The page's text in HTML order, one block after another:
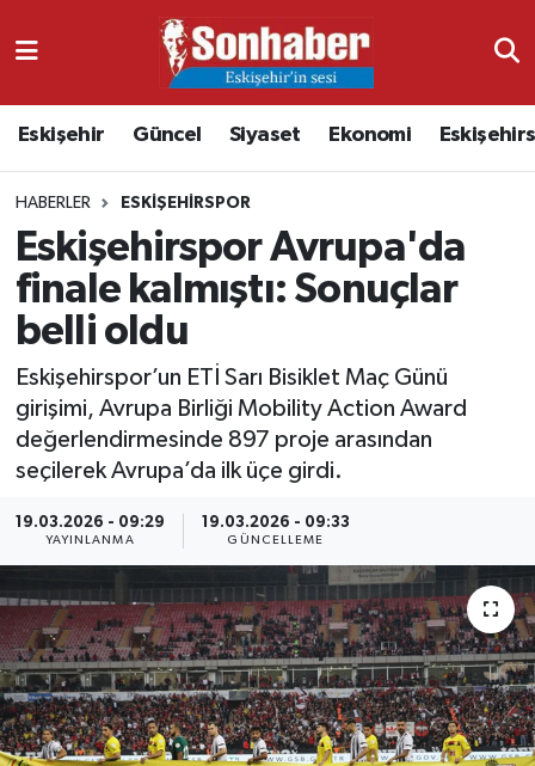
Eskişehir Güncel Siyaset Ekonomi
HABERLER ESKIŞEHIRSPOR
Eskişehirspor Avrupa'da
finale kalmıştı: Sonuçlar
belli oldu
Eskişehirspor’un ETİ Sarı Bisiklet Maç Günü
girişimi, Avrupa Birliği Mobility Action Award
değerlendirmesinde 897 proje arasından
seçilerek Avrupa’da ilk üçe girdi.
19.03.2026 - 09:29
YAYINLANMA
19.03.2026 - 09:33
GÜNCELLEME
Ekonomi
Güncel
Kültür & Sanat
Magazin
Sağlık
Spor
Nöbetçi Eczaneler
Namaz Vakitleri
Trafik Durumu
Süper Lig Puan Durumu ve Fikstür
Tüm Manşetler
Haber Arşivi